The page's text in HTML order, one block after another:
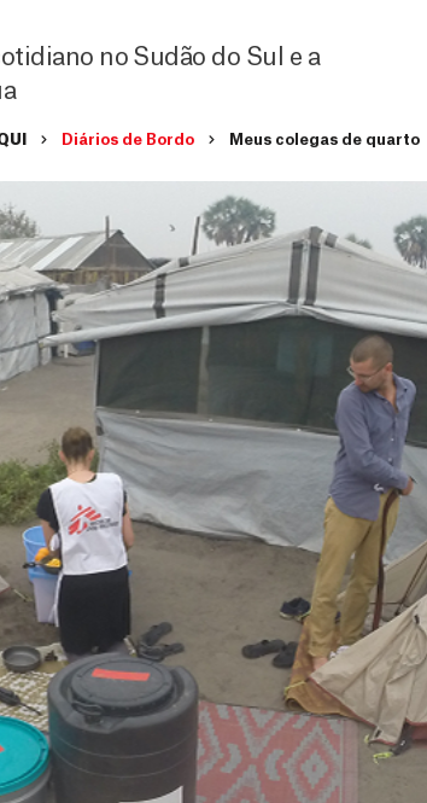
no Sudão do Sul e a
Diários de Bordo Meus colegas de quarto